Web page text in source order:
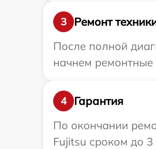
3
Ремонт
После полной
начнем ремонтные
4
Гарантия
По окончании
Fujitsu сроком до 3